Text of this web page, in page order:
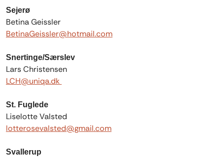
Sejerø
Betina Geissler
BetinaGeissler@hotmail.com
Snertinge/Særslev
Lars Christensen
LCH@uniqa.dk
St. Fuglede
Liselotte Valsted
lotterosevalsted@gmail.com
Svallerup